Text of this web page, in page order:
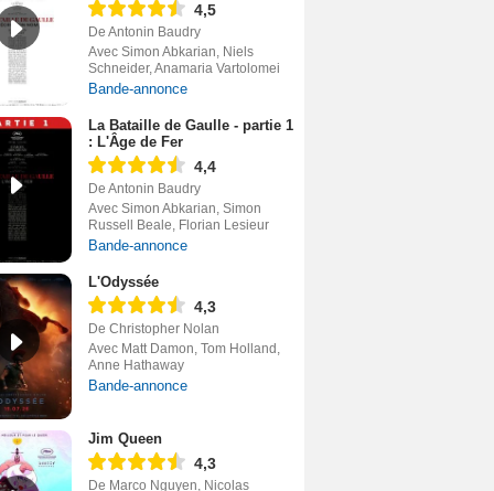
4,5
De Antonin Baudry
Avec Simon Abkarian, Niels
Schneider, Anamaria Vartolomei
Bande-annonce
La Bataille de Gaulle - partie 1
: L'Âge de Fer
4,4
De Antonin Baudry
Avec Simon Abkarian, Simon
Russell Beale, Florian Lesieur
Bande-annonce
L'Odyssée
4,3
De Christopher Nolan
Avec Matt Damon, Tom Holland,
Anne Hathaway
Bande-annonce
Jim Queen
4,3
De Marco Nguyen, Nicolas